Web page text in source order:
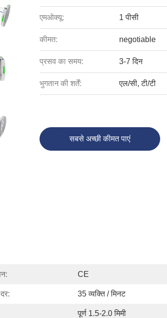
एमओक्यू: 1 पीसी
कीमत: negotiable
प्रसव का समय: 3-7 दिन
भुगतान की शर्तें: एल/सी, टी/टी
सबसे अच्छी कीमत पाएं
CE
35 व्यक्ति / मिनट
पूर्ण 1.5-2.0 मिमी